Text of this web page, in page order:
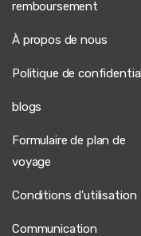
Bonne transferts,
Cappadoce
Nous avons réservé
serviable. La van
remboursement
À propos de nous
Politique de
blogs
Formulaire de plan de
voyage
Conditions d'utilisation
Communication